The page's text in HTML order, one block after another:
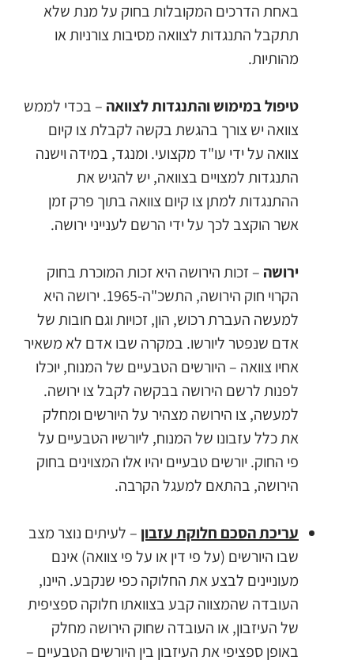
באחת הדרכים המקובלות בחוק על מנת שלא
תתקבל התנגדות לצוואה מסיבות צורניות או
מהותיות.
טיפול במימוש והתנגדות לצוואה – בכדי לממש
צוואה יש צורך בהגשת בקשה לקבלת צו קיום
צוואה על ידי עו"ד מקצועי. ומנגד, במידה וישנה
התנגדות למצויים בצוואה, יש להגיש את
ההתנגדות למתן צו קיום צוואה בתוך פרק זמן
אשר הוקצב לכך על ידי הרשם לענייני ירושה.
ירושה – זכות הירושה היא זכות המוכרת בחוק
הקרוי חוק הירושה, התשכ"ה-1965. ירושה היא
למעשה העברת רכוש, הון, זכויות וגם חובות של
אדם שנפטר ליורשו. במקרה שבו אדם לא משאיר
אחיו צוואה – היורשים הטבעיים של המנוח, יוכלו
לפנות לרשם הירושה בבקשה לקבל צו ירושה.
למעשה, צו הירושה מצהיר על היורשים ומחלק
את כלל עזבונו של המנוח, ליורשיו הטבעיים על
פי החוק. יורשים טבעיים יהיו אלו המצוינים בחוק
הירושה, בהתאם למעגל הקרבה.
עריכת הסכם חלוקת עזבון – לעיתים נוצר מצב
שבו היורשים (על פי דין או על פי צוואה) אינם
מעוניינים לבצע את החלוקה כפי שנקבע. היינו,
העובדה שהמצווה קבע בצוואתו חלוקה ספציפית
של העיזבון, או העובדה שחוק הירושה מחלק
באופן ספציפי את העיזבון בין היורשים הטבעיים –